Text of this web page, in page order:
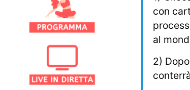
con
al
2)